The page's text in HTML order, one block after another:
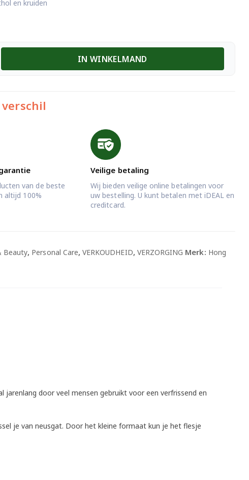
en kruiden
IN WINKELMAND
van de beste
altijd 100%
Veilige betaling
Wij bieden veilige online betalingen voor
uw bestelling. U kunt betalen met iDEAL en
creditcard.
Beauty, Personal Care,VERKOUDHEID, VERZORGING Merk: Hong
door veel mensen gebruikt voor een verfrissend en
je van neusgat. Door het kleine formaat kun je het flesje